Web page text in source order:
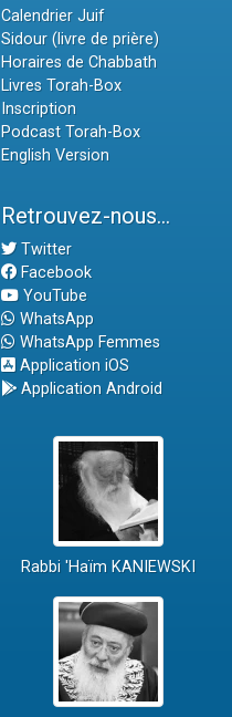
Calendrier Juif
Sidour (livre de prière)
Horaires de Chabbath
Livres Torah-Box
Inscription
Podcast Torah-Box
English Version
Retrouvez-nous...
Twitter
Facebook
YouTube
WhatsApp
WhatsApp Femmes
Application iOS
Application Android
Rabbi 'Haïm KANIEWSKI